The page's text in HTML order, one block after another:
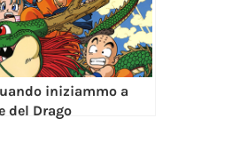
iniziammo a
del Drago